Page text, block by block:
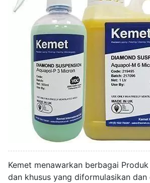
Kemet menawarkan berbagai
dan khusus yang diformulasikan